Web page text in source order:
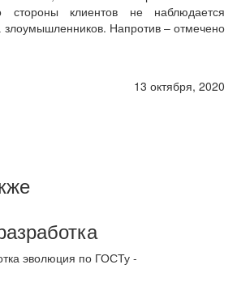
стороны клиентов не наблюдается
Напротив – отмечено
13 октября, 2020
эволюция по ГОСТу -